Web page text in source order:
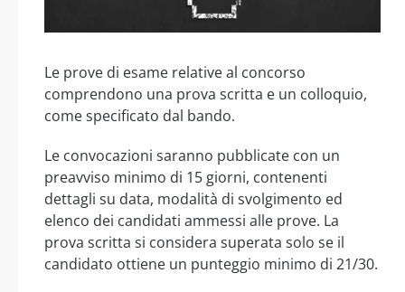
Le prove di esame relative al concorso
comprendono una prova scritta e un colloquio,
come specificato dal bando.
Le convocazioni saranno pubblicate con un
preavviso minimo di 15 giorni, contenenti
dettagli su data, modalità di svolgimento ed
elenco dei candidati ammessi alle prove. La
prova scritta si considera superata solo se il
candidato ottiene un punteggio minimo di 21/30.